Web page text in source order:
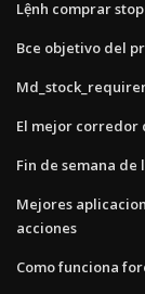
Lệnh comprar
Bce objetivo del
El mejor corredor
Fin de semana de
Mejores
acciones
Como funciona